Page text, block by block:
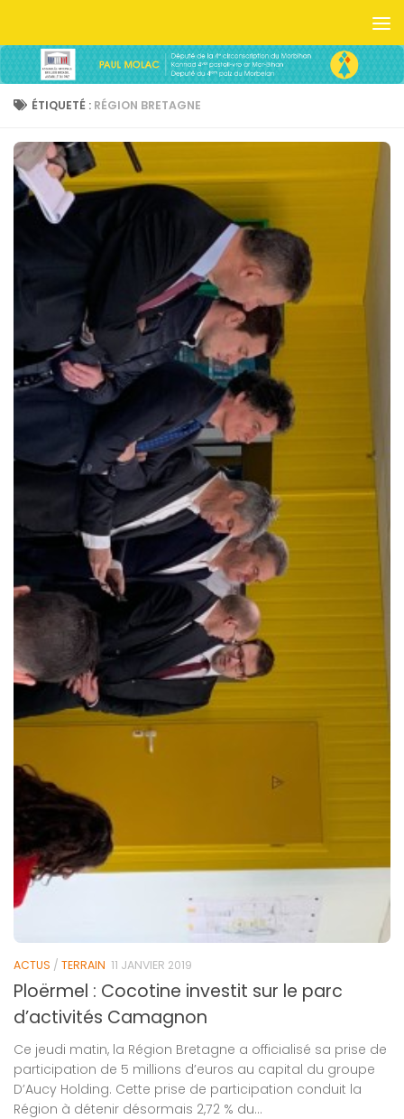
ÉTIQUETÉ : RÉGION BRETAGNE
ACTUS / TERRAIN 11 JANVIER 2019
Ploërmel : Cocotine investit sur le parc
d’activités Camagnon
Ce jeudi matin, la Région Bretagne a officialisé sa prise de
participation de 5 millions d’euros au capital du groupe
D’Aucy Holding. Cette prise de participation conduit la
Région à détenir désormais 2,72 % du...